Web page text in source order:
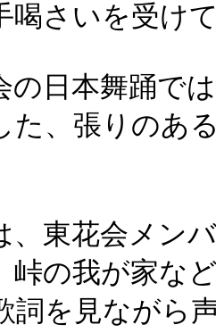
喝さいを受け
日本舞踊で
た、張りのあ
東花会メン
峠の我が家な
詞を見ながら